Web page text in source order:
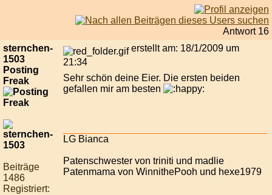
Antwort 16
sternchen-
1503
Posting
Freak
Beiträge
1486
Registriert:
erstellt am: 18/1/2009 um
21:34
Sehr schön deine Eier. Die ersten beiden
gefallen mir am besten
LG Bianca
Patenschwester von triniti und madlie
Patenmama von WinnithePooh und hexe1979